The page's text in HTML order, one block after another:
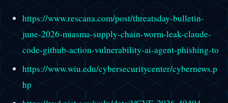
https://www.rescana.com/post/threatsday-bulletin-
june-2026-miasma-supply-chain-worm-leak-claude-
code-github-action-vulnerability-ai-agent-phishing-to
https://www.wiu.edu/cybersecuritycenter/cybernews.p
hp